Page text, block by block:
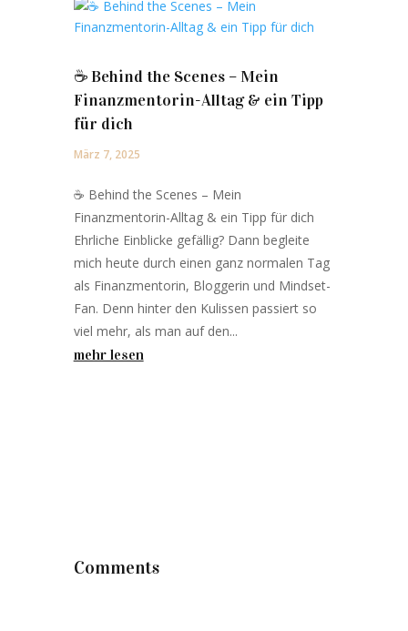
☕️ Behind the Scenes – Mein
Finanzmentorin-Alltag & ein Tipp
für dich
März 7, 2025
☕️ Behind the Scenes – Mein
Finanzmentorin-Alltag & ein Tipp für dich
Ehrliche Einblicke gefällig? Dann begleite
mich heute durch einen ganz normalen Tag
als Finanzmentorin, Bloggerin und Mindset-
Fan. Denn hinter den Kulissen passiert so
viel mehr, als man auf den...
mehr lesen
Comments